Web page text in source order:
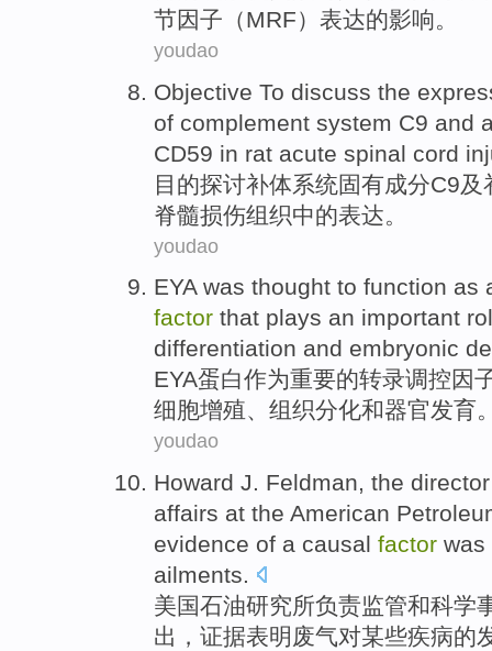
节因子 （MRF） 表达的影响。
youdao
Objective To discuss the
of complement system C9 and
CD59 in rat acute spinal cord
目的探讨补体系统固有成分C9及
脊髓损伤组织中的表达 。
youdao
EYAwas thought to function as
factor that plays an important
differentiation and embryonic
EYA蛋白作为重要的转录调控因
细胞增殖、 组织分化和器官发育
youdao
Howard J. Feldman, the director
affairs at the American
evidence of a causal factor was
ailments.
美国石油研究所负责监管和科学
出 ， 证据表明 废气对某些疾病的